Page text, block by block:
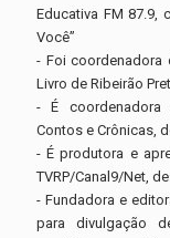
Educativa FM 87.9,
Você”
- Foi coordenadora
Livro de Ribeirão
- É coordenadora
Contos e Crônicas,
- É produtora e
TVRP/Canal9/Net,
- Fundadora e
para divulgação